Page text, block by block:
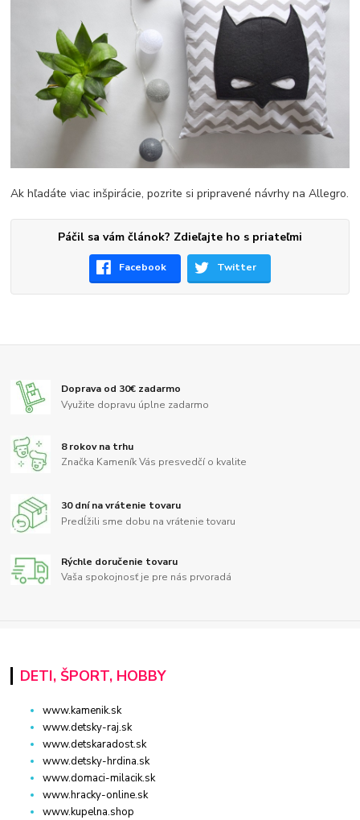
Ak hľadáte viac inšpirácie, pozrite si pripravené návrhy na Allegro.
Páčil sa vám článok? Zdieľajte ho s priateľmi
Facebook Twitter
Doprava od 30€ zadarmo
Využite dopravu úplne zadarmo
8 rokov na trhu
Značka Kameník Vás presvedčí o kvalite
30 dní na vrátenie tovaru
Predĺžili sme dobu na vrátenie tovaru
Rýchle doručenie tovaru
Vaša spokojnosť je pre nás prvoradá
DETI, ŠPORT, HOBBY
www.kamenik.sk
www.detsky-raj.sk
www.detskaradost.sk
www.detsky-hrdina.sk
www.domaci-milacik.sk
www.hracky-online.sk
www.kupelna.shop